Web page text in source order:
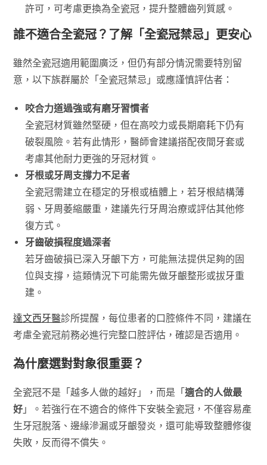
許可，可考慮更換為全瓷冠，提升整體齒列質感。
誰不適合全瓷冠？了解「全瓷冠禁忌」更安心
雖然全瓷冠適用範圍廣泛，但仍有部分情況需要特別留
意，以下族群屬於「全瓷冠禁忌」或應謹慎評估者：
咬合力道過強或有磨牙習慣者
全瓷冠材質雖然堅硬，但在高咬力或長期磨耗下仍有
破裂風險。若有此情形，醫師會建議搭配夜間牙套或
考慮其他耐力更強的牙冠材質。
牙根或牙周支撐力不足者
全瓷冠需建立在穩定的牙根或植體上，若牙根結構薄
弱、牙周萎縮嚴重，建議先行牙周治療或評估其他修
復方式。
牙齒破損程度過深者
若牙齒破損已深入牙齦下方，可能無法提供足夠的固
位與支撐，這類情況下可能需先做牙齦整形或拔牙重
建。
達文西牙醫診所提醒，每位患者的口腔條件不同，建議在
考慮全瓷冠前務必進行完整口腔評估，確認是否適用。
為什麼選對對象很重要？
全瓷冠不是「越多人做的越好」，而是「適合的人做最
好 」。若強行在不適合的條件下安裝全瓷冠，不僅容易產
生牙冠脫落、邊緣滲漏或牙齦發炎，還可能導致整體修復
失敗，反而得不償失。